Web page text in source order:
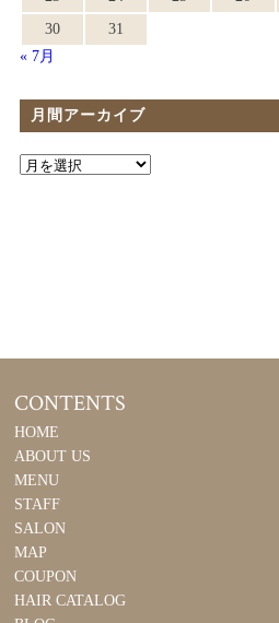
30
31
« 7月
月間アーカイブ
CONTENTS
HOME
ABOUT US
MENU
STAFF
SALON
MAP
COUPON
HAIR CATALOG